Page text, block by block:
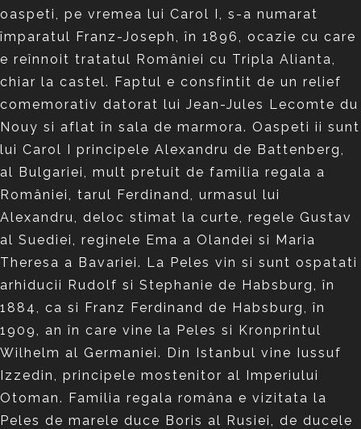
oaspeti, pe vremea lui Carol I, s-a numarat
împaratul Franz-Joseph, în 1896, ocazie cu care
e reînnoit tratatul României cu Tripla Alianta,
chiar la castel. Faptul e consfintit de un relief
comemorativ datorat lui Jean-Jules Lecomte du
Nouy si aflat în sala de marmora. Oaspeti ii sunt
lui Carol I principele Alexandru de Battenberg,
al Bulgariei, mult pretuit de familia regala a
României, tarul Ferdinand, urmasul lui
Alexandru, deloc stimat la curte, regele Gustav
al Suediei, reginele Ema a Olandei si Maria
Theresa a Bavariei. La Peles vin si sunt ospatati
arhiducii Rudolf si Stephanie de Habsburg, în
1884, ca si Franz Ferdinand de Habsburg, în
1909, an în care vine la Peles si Kronprintul
Wilhelm al Germaniei. Din Istanbul vine Iussuf
Izzedin, principele mostenitor al Imperiului
Otoman. Familia regala româna e vizitata la
Peles de marele duce Boris al Rusiei, de ducele